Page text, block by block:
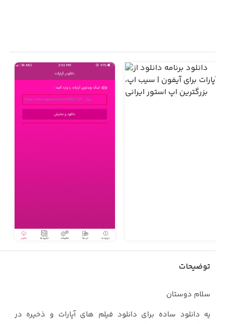
توضیحات
سلام دوستان
یه دانلود ساده برای دانلود فیلم های آپارات و ذخیره در